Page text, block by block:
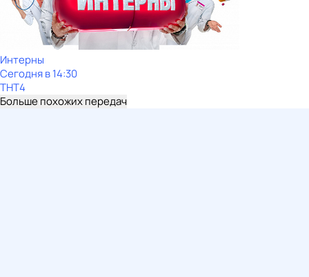
Интерны
Сегодня в 14:30
ТНТ4
Больше похожих передач